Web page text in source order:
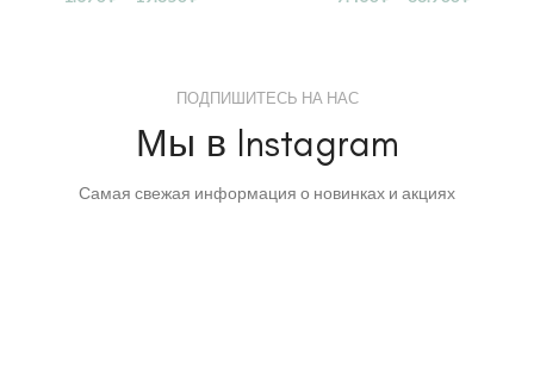
ПОДПИШИТЕСЬ НА НАС
Мы в Instagram
Самая свежая информация о новинках и акциях